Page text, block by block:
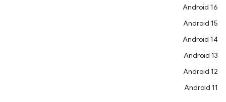
Android 16
Android 15
Android 14
Android 13
Android 12
Android 11